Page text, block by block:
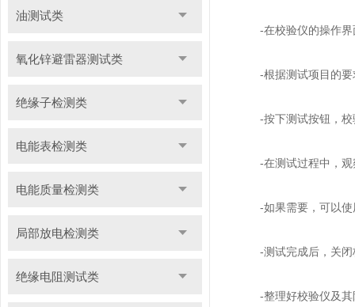
油测试类
氧化锌避雷器测试类
绝缘子检测类
电能表检测类
电能质量检测类
局部放电检测类
绝缘电阻测试类
-在校验仪的操作界
-根据测试项目的要
-按下测试按钮，校
-在测试过程中，观
-如果需要，可以使
-测试完成后，关闭
-整理好校验仪及其